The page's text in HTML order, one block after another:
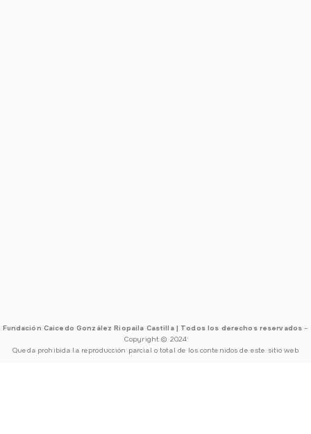
Fundación Caicedo González Riopaila Castilla | Todos los derechos reservados –
Copyright © 2024
Queda prohibida la reproducción parcial o total de los contenidos de este sitio web